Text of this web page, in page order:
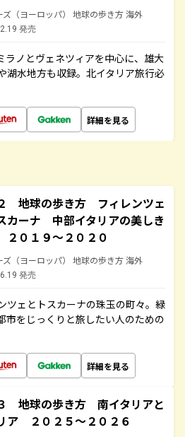
ズ（ヨーロッパ） 地球の歩き方 海外
発売
ラノとヴェネツィアを中心に、雄大
湖水地方も収録。北イタリア旅行必
詳細を見る
地球の歩き方 フィレンツェ
カーナ 中部イタリアの美しき
０１９～２０２０
ズ（ヨーロッパ） 地球の歩き方 海外
発売
ツェとトスカーナの珠玉の町々。緑
市をじっくりと旅したい人のための
詳細を見る
地球の歩き方 南イタリアと
ア ２０２５～２０２６